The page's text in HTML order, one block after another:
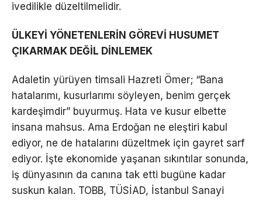
ivedilikle düzeltilmelidir.
ÜLKEYİ YÖNETENLERİN GÖREVİ HUSUMET
ÇIKARMAK DEĞİL DİNLEMEK
Adaletin yürüyen timsali Hazreti Ömer; “Bana
hatalarımı, kusurlarımı söyleyen, benim gerçek
kardeşimdir” buyurmuş. Hata ve kusur elbette
insana mahsus. Ama Erdoğan ne eleştiri kabul
ediyor, ne de hatalarını düzeltmek için gayret sarf
ediyor. İşte ekonomide yaşanan sıkıntılar sonunda,
iş dünyasının da canına tak etti bugüne kadar
suskun kalan. TOBB, TÜSİAD, İstanbul Sanayi